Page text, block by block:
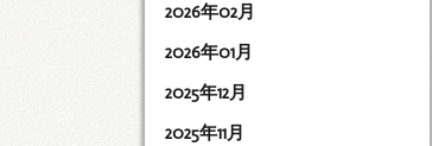
2026年02月
2026年01月
2025年12月
2025年11月